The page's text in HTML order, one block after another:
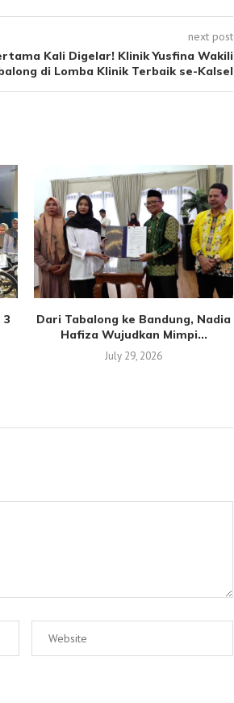
next post
Kali Digelar! Klinik Yusfina Wakili
di Lomba Klinik Terbaik se-Kalsel
3
Dari Tabalong ke Bandung, Nadia
Hafiza Wujudkan Mimpi...
July 29, 2026